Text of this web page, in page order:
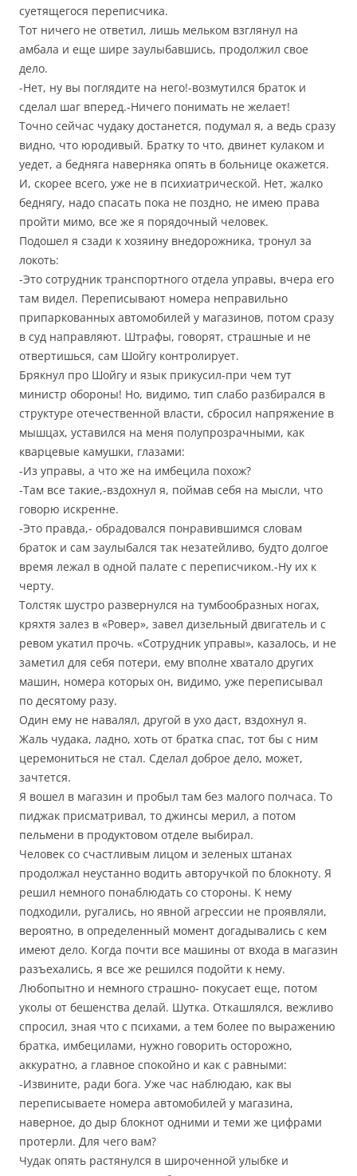
суетящегося переписчика.
Тот ничего не ответил, лишь мельком взглянул на
амбала и еще шире заулыбавшись, продолжил свое
дело.
-Нет, ну вы поглядите на него!-возмутился браток и
сделал шаг вперед.-Ничего понимать не желает!
Точно сейчас чудаку достанется, подумал я, а ведь сразу
видно, что юродивый. Братку то что, двинет кулаком и
уедет, а бедняга наверняка опять в больнице окажется.
И, скорее всего, уже не в психиатрической. Нет, жалко
беднягу, надо спасать пока не поздно, не имею права
пройти мимо, все же я порядочный человек.
Подошел я сзади к хозяину внедорожника, тронул за
локоть:
-Это сотрудник транспортного отдела управы, вчера его
там видел. Переписывают номера неправильно
припаркованных автомобилей у магазинов, потом сразу
в суд направляют. Штрафы, говорят, страшные и не
отвертишься, сам Шойгу контролирует.
Брякнул про Шойгу и язык прикусил-при чем тут
министр обороны! Но, видимо, тип слабо разбирался в
структуре отечественной власти, сбросил напряжение в
мышцах, уставился на меня полупрозрачными, как
кварцевые камушки, глазами:
-Из управы, а что же на имбецила похож?
-Там все такие,-вздохнул я, поймав себя на мысли, что
говорю искренне.
-Это правда,- обрадовался понравившимся словам
браток и сам заулыбался так незатейливо, будто долгое
время лежал в одной палате с переписчиком.-Ну их к
черту.
Толстяк шустро развернулся на тумбообразных ногах,
кряхтя залез в «Ровер», завел дизельный двигатель и с
ревом укатил прочь. «Сотрудник управы», казалось, и не
заметил для себя потери, ему вполне хватало других
машин, номера которых он, видимо, уже переписывал
по десятому разу.
Один ему не навалял, другой в ухо даст, вздохнул я.
Жаль чудака, ладно, хоть от братка спас, тот бы с ним
церемониться не стал. Сделал доброе дело, может,
зачтется.
Я вошел в магазин и пробыл там без малого полчаса. То
пиджак присматривал, то джинсы мерил, а потом
пельмени в продуктовом отделе выбирал.
Человек со счастливым лицом и зеленых штанах
продолжал неустанно водить авторучкой по блокноту. Я
решил немного понаблюдать со стороны. К нему
подходили, ругались, но явной агрессии не проявляли,
вероятно, в определенный момент догадывались с кем
имеют дело. Когда почти все машины от входа в магазин
разъехались, я все же решился подойти к нему.
Любопытно и немного страшно- покусает еще, потом
уколы от бешенства делай. Шутка. Откашлялся, вежливо
спросил, зная что с психами, а тем более по выражению
братка, имбецилами, нужно говорить осторожно,
аккуратно, а главное спокойно и как с равными:
-Извините, ради бога. Уже час наблюдаю, как вы
переписываете номера автомобилей у магазина,
наверное, до дыр блокнот одними и теми же цифрами
протерли. Для чего вам?
Чудак опять растянулся в широченной улыбке и